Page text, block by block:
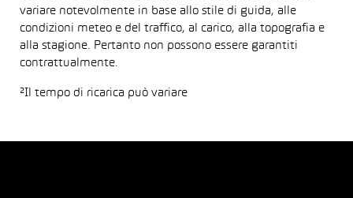
variare notevolmente in base allo stile di guida, alle
condizioni meteo e del traffico, al carico, alla topografia e
alla stagione. Pertanto non possono essere garantiti
contrattualmente.
²Il tempo di ricarica può variare